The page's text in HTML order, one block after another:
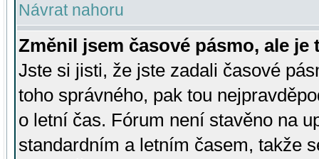
Návrat nahoru
Změnil jsem časové pásmo, ale je
Jste si jisti, že jste zadali časové
toho správného, pak tou
o letní čas. Fórum není stavěno na
standardním a letním časem, takže